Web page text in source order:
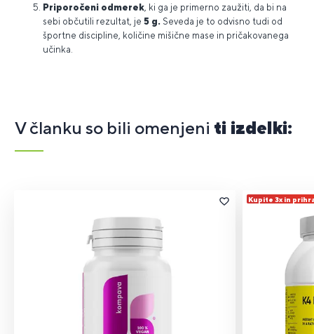
Priporočeni odmerek, ki ga je primerno zaužiti, da bi na
sebi občutili rezultat, je 5 g. Seveda je to odvisno tudi od
športne discipline, količine mišične mase in pričakovanega
učinka.
V članku so bili omenjeni ti izdelki:
Kupite 3x in